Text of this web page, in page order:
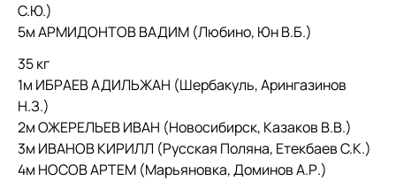
С.Ю.)
5м АРМИДОНТОВ ВАДИМ (Любино, Юн В.Б.)
35 кг
1м ИБРАЕВ АДИЛЬЖАН (Шербакуль, Арингазинов
Н.З.)
2м ОЖЕРЕЛЬЕВ ИВАН (Новосибирск, Казаков В.В.)
3м ИВАНОВ КИРИЛЛ (Русская Поляна, Етекбаев С.К.)
4м НОСОВ АРТЕМ (Марьяновка, Доминов А.Р.)